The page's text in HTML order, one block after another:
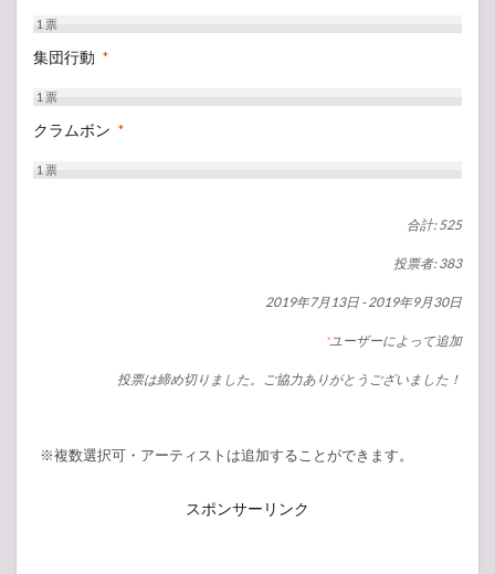
1票
集団行動 *
1票
クラムボン *
1票
合計: 525
投票者: 383
2019年7月13日 -2019年9月30日
*ユーザーによって追加
投票は締め切りました。ご協力ありがとうございました！
※複数選択可・アーティストは追加することができます。
スポンサーリンク